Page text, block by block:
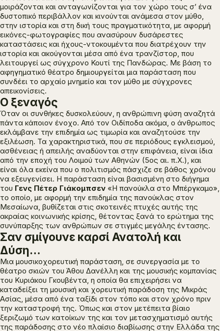
μοιράζονται και ανταγωνίζονται για τον χώρο τους σ’ ένα
δυστοπικό περιβάλλον και κινούνται ανάμεσα στον μύθο,
στην ιστορία και στη δική τους πραγματικότητα, με αφορμή
εικόνες-φωτογραφίες που ανασύρουν δυσάρεστες
καταστάσεις και ήχους-ντοκουμέντα που διατρέχουν την
ιστορία και ακούγονται μέσα από ένα τρανζίστορ, που
λειτουργεί ως σύγχρονο Κουτί της Πανδώρας. Με βάση το
αφηγηματικό θέατρο δημιουργείται μια παράσταση που
συνδέει το αρχαίο μνημείο και τον μύθο με σύγχρονες
απεικονίσεις.
Ο ξεναγός
Όταν οι συνθήκες δυσκολεύουν, η ανθρώπινη φύση αναζητά
πάντα κάποιον ένοχο. Από τον Οιδίποδα ακόμα, ο άνθρωπος
εκλάμβανε την επιδημία ως τιμωρία και αναζητούσε την
εξιλέωση. Τα χαρακτηριστικά, που σε περιόδους εγκλεισμού,
ασθένειας ή απειλής αναδύονται στην επιφάνεια, είναι ίδια
από την εποχή του Λοιμού των Αθηνών (5ος αι. π.Χ.), και
είναι όλα εκείνα που ο πολιτισμός πάσχιζε σε βάθος χρόνου
να εξευγενίσει. Η παράσταση είναι βασισμένη στο διήγημα
του Γενς Πέτερ Γιάκομπσεν «Η πανούκλα στο Μπέργκαμο»,
το οποίο, με αφορμή την επιδημία της πανούκλας στον
Μεσαίωνα, βυθίζεται στις σκοτεινές πτυχές αυτής της
ακραίας κοινωνικής κρίσης, θέτοντας ξανά το ερώτημα της
συνύπαρξης των ανθρώπων σε στιγμές μεγάλης έντασης.
Σαν σμίγουνε καρσί Ανατολή και
Δύση…
Μια μουσικοχορευτική παράσταση, σε συνεργασία με το
θέατρο σκιών του Άθου Δανέλλη και της μουσικής κομπανίας
του Κυριάκου Γκουβέντα, η οποία θα επιχειρήσει να
καταδείξει τη μουσική και χορευτική παράδοση της Μικράς
Ασίας, μέσα από ένα ταξίδι στον τόπο και στον χρόνο πριν
την καταστροφή της. Όπως και στον μετέπειτα βίαιο
ξεριζωμό των κατοίκων της και τον μετασχηματισμό αυτής
της παράδοσης στο νέο πλαίσιο διαβίωσης στην Ελλάδα της